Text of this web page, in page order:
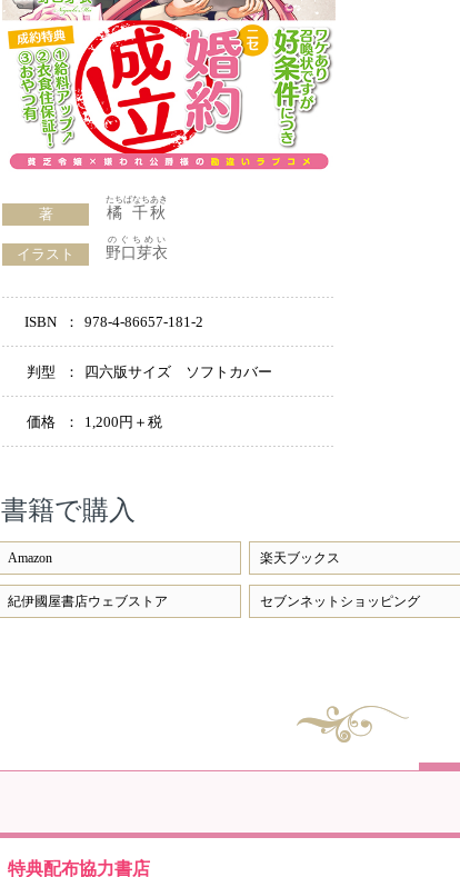
著 橘 千秋
たちばなちあき
イラスト 野口芽衣
のぐちめい
ISBN ： 978-4-86657-181-2
判型 ： 四六版サイズ ソフトカバー
価格 ： 1,200円＋税
書籍で購入
Amazon 楽天ブックス
紀伊國屋書店ウェブストア セブンネットショッピング
特典配布協力書店